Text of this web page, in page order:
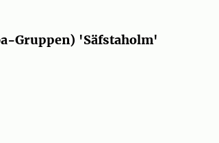
Gruppen) 'Säfstaholm'